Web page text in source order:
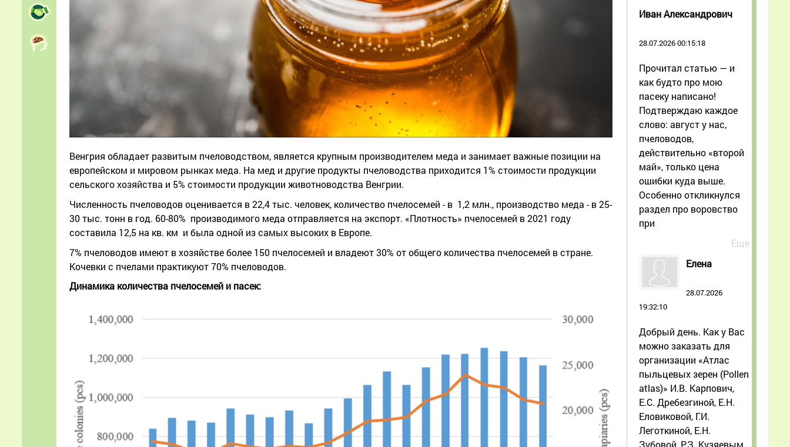
Венгрия обладает развитым пчеловодством, является крупным производителем меда и занимает важные позиции на
европейском и мировом рынках меда. На мед и другие продукты пчеловодства приходится 1% стоимости продукции
сельского хозяйства и 5% стоимости продукции животноводства Венгрии.
Численность пчеловодов оценивается в 22,4 тыс. человек, количество пчелосемей - в 1,2 млн., производство меда - в 25-
30 тыс. тонн в год. 60-80% производимого меда отправляется на экспорт. «Плотность» пчелосемей в 2021 году
составила 12,5 на кв. км и была одной из самых высоких в Европе.
7% пчеловодов имеют в хозяйстве более 150 пчелосемей и владеют 30% от общего количества пчелосемей в стране.
Кочевки с пчелами практикуют 70% пчеловодов.
Динамика количества пчелосемей и пасек:
Иван Александрович
28.07.2026 00:15:18
Прочитал статью — и
как будто про мою
пасеку написано!
Подтверждаю каждое
слово: август у нас,
пчеловодов,
действительно «второй
май», только цена
ошибки куда выше.
Особенно откликнулся
раздел про воровство
при
Еще
Елена
28.07.2026
19:32:10
Добрый день. Как у Вас
можно заказать для
организации «Атлас
пыльцевых зерен (Pollen
atlas)» И.В. Карпович,
Е.С. Дребезгиной, Е.Н.
Еловиковой, Г.И.
Леготкиной, Е.Н.
Зубовой, Р.З. Кузяевым,